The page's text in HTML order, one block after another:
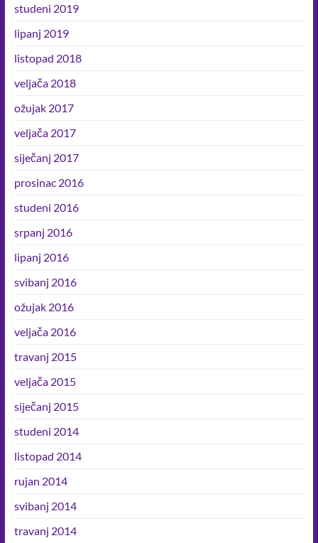
studeni 2019
lipanj 2019
listopad 2018
veljača 2018
ožujak 2017
veljača 2017
siječanj 2017
prosinac 2016
studeni 2016
srpanj 2016
lipanj 2016
svibanj 2016
ožujak 2016
veljača 2016
travanj 2015
veljača 2015
siječanj 2015
studeni 2014
listopad 2014
rujan 2014
svibanj 2014
travanj 2014